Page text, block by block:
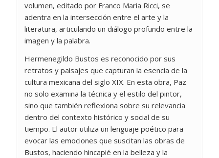
volumen, editado por Franco Maria Ricci, se
adentra en la intersección entre el arte y la
literatura, articulando un diálogo profundo entre la
imagen y la palabra.
Hermenegildo Bustos es reconocido por sus
retratos y paisajes que capturan la esencia de la
cultura mexicana del siglo XIX. En esta obra, Paz
no solo examina la técnica y el estilo del pintor,
sino que también reflexiona sobre su relevancia
dentro del contexto histórico y social de su
tiempo. El autor utiliza un lenguaje poético para
evocar las emociones que suscitan las obras de
Bustos, haciendo hincapié en la belleza y la